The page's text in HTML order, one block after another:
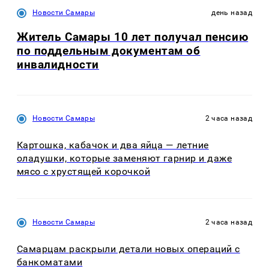
Новости Самары день назад
Житель Самары 10 лет получал пенсию
по поддельным документам об
инвалидности
Новости Самары 2 часа назад
Картошка, кабачок и два яйца — летние
оладушки, которые заменяют гарнир и даже
мясо с хрустящей корочкой
Новости Самары 2 часа назад
Самарцам раскрыли детали новых операций с
банкоматами